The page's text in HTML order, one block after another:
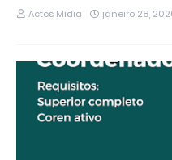
Actos Mídia janeiro 28,